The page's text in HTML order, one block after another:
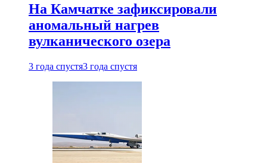
На Камчатке зафиксировали
аномальный нагрев
вулканического озера
3 года спустя3 года спустя